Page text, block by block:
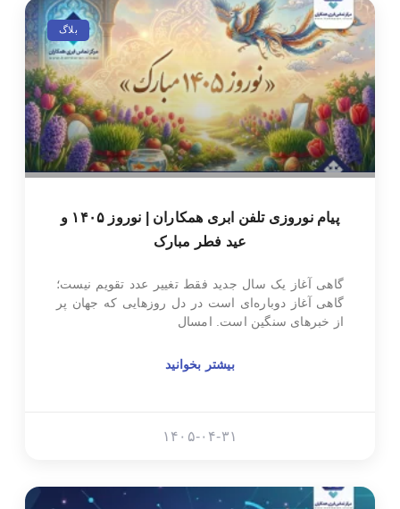
بلاگ
پیام نوروزی تلفن ابری همکاران | نوروز ۱۴۰۵ و
عید فطر مبارک
گاهی آغاز یک سال جدید فقط تغییر عدد تقویم نیست؛
گاهی آغاز دوباره‌ای است در دل روزهایی که جهان پر
از خبرهای سنگین است. امسال
بیشتر بخوانید
۱۴۰۵-۰۴-۳۱